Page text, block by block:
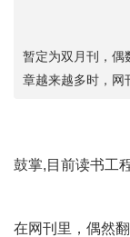
暂定为双月刊，偶
章越来越多时，网
鼓掌,目前读书工
在网刊里，偶然